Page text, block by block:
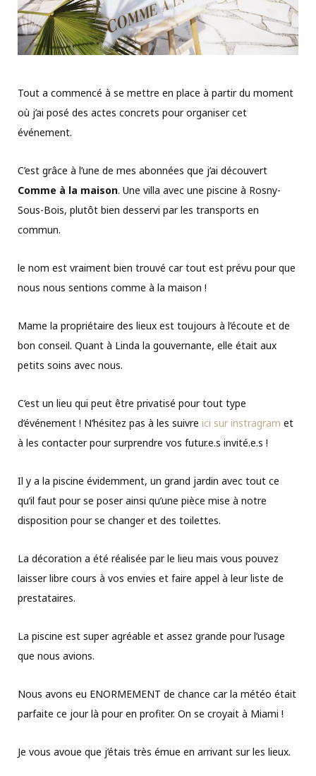
Tout a commencé à se mettre en place à partir du moment
où j’ai posé des actes concrets pour organiser cet
événement.
C’est grâce à l’une de mes abonnées que j’ai découvert
Comme à la maison. Une villa avec une piscine à Rosny-
Sous-Bois, plutôt bien desservi par les transports en
commun.
le nom est vraiment bien trouvé car tout est prévu pour que
nous nous sentions comme à la maison !
Mame la propriétaire des lieux est toujours à l’écoute et de
bon conseil. Quant à Linda la gouvernante, elle était aux
petits soins avec nous.
C’est un lieu qui peut être privatisé pour tout type
d’événement ! N’hésitez pas à les suivre ici sur instragram et
à les contacter pour surprendre vos futur.e.s invité.e.s !
Il y a la piscine évidemment, un grand jardin avec tout ce
qu’il faut pour se poser ainsi qu’une pièce mise à notre
disposition pour se changer et des toilettes.
La décoration a été réalisée par le lieu mais vous pouvez
laisser libre cours à vos envies et faire appel à leur liste de
prestataires.
La piscine est super agréable et assez grande pour l’usage
que nous avions.
Nous avons eu ENORMEMENT de chance car la météo était
parfaite ce jour là pour en profiter. On se croyait à Miami !
Je vous avoue que j’étais très émue en arrivant sur les lieux.